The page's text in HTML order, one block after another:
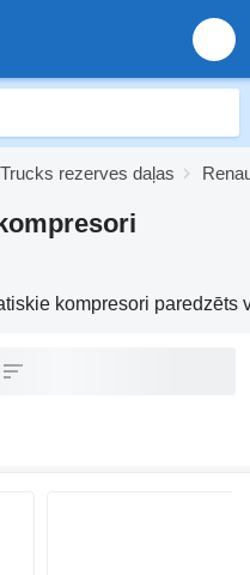
rezerves daļas
kompresori paredzēts